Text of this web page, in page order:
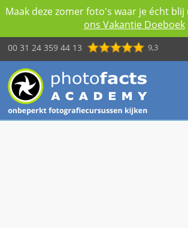
Maak deze zomer foto's waar je écht blij
ons Vakantie Doeboek
00 31 24 359 44 13 9,3